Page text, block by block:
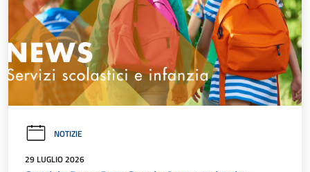
NOTIZIE
29 LUGLIO 2026